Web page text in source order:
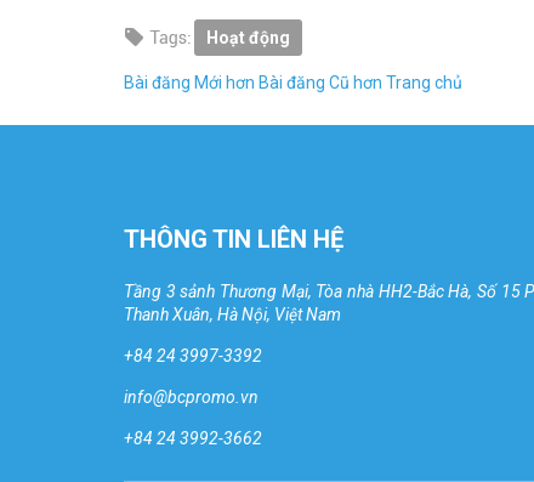
Hoạt động
Bài đăng Mới hơn Bài đăng Cũ hơn Trang chủ
THÔNG TIN LIÊN HỆ
Tầng 3 sảnh Thương Mại, Tòa nhà HH2-Bắc Hà, Số 15
Thanh Xuân, Hà Nội, Việt Nam
+84 24 3997-3392
info@bcpromo.vn
+84 24 3992-3662